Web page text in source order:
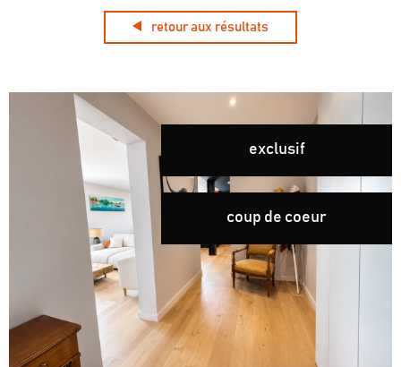
retour aux résultats
exclusif
coup de coeur